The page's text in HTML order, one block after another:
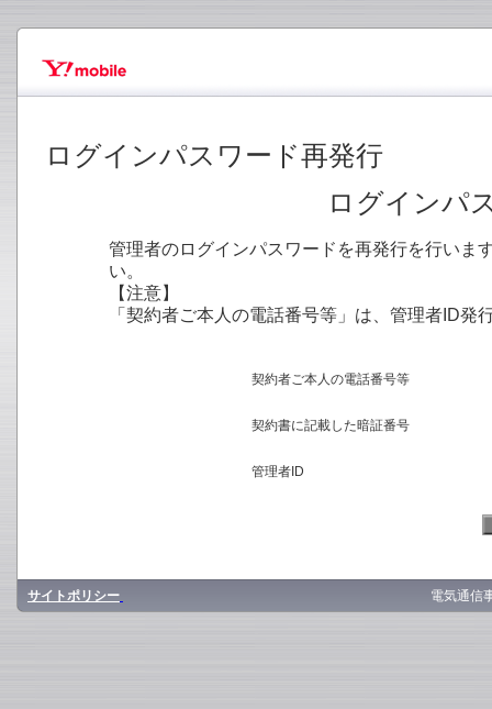
ログインパスワード再発行
ログインパ
管理者のログインパスワードを再発行を行いま
い。
【注意】
「契約者ご本人の電話番号等」は、管理者ID
契約者ご本人の電話番号等
契約書に記載した暗証番号
管理者ID
サイトポリシー 電気通信